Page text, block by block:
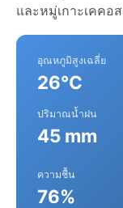
และหมู่เกาะเคคอส
อุณหภูมิสูงเฉลี่ย
26°C
ปริมาณน้ำฝน
45 mm
ความชื้น
76%